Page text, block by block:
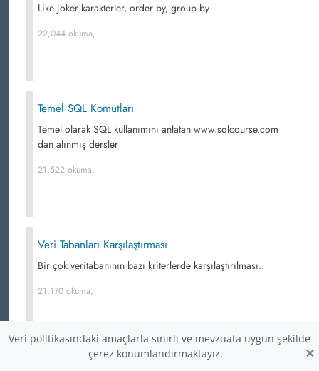
Like joker karakterler, order by, group by
22,044 okuma,
Temel SQL Komutları
Temel olarak SQL kullanımını anlatan www.sqlcourse.com
dan alınmış dersler
21,522 okuma,
Veri Tabanları Karşılaştırması
Bir çok veritabanının bazı kriterlerde karşılaştırılması..
21,170 okuma,
Veri politikasındaki amaçlarla sınırlı ve mevzuata uygun şekilde
çerez konumlandırmaktayız.
×